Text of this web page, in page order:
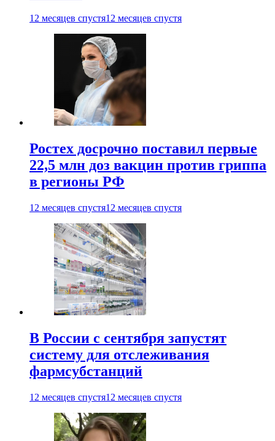
12 месяцев спустя12 месяцев спустя
Ростех досрочно поставил первые
22,5 млн доз вакцин против гриппа
в регионы РФ
12 месяцев спустя12 месяцев спустя
В России с сентября запустят
систему для отслеживания
фармсубстанций
12 месяцев спустя12 месяцев спустя